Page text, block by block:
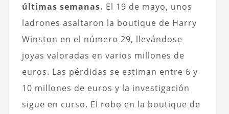
últimas semanas. El 19 de mayo, unos
ladrones asaltaron la boutique de Harry
Winston en el número 29, llevándose
joyas valoradas en varios millones de
euros. Las pérdidas se estiman entre 6 y
10 millones de euros y la investigación
sigue en curso. El robo en la boutique de